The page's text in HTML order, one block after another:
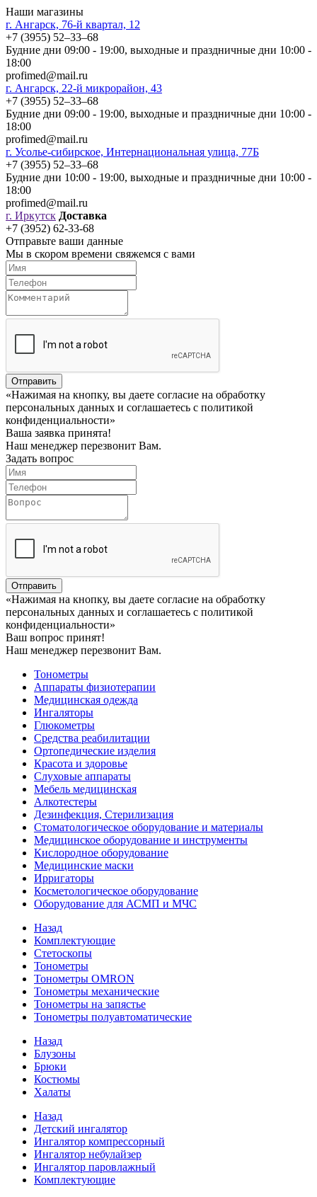
Наши магазины
г. Ангарск, 76-й квартал, 12
+7 (3955) 52‒33‒68
Будние дни 09:00 - 19:00, выходные и праздничные дни 10:00 -
18:00
profimed@mail.ru
г. Ангарск, 22-й микрорайон, 43
+7 (3955) 52‒33‒68
Будние дни 09:00 - 19:00, выходные и праздничные дни 10:00 -
18:00
profimed@mail.ru
г. Усолье-сибирское, Интернациональная улица, 77Б
+7 (3955) 52‒33‒68
Будние дни 10:00 - 19:00, выходные и праздничные дни 10:00 -
18:00
profimed@mail.ru
г. Иркутск Доставка
+7 (3952) 62-33-68
Отправьте ваши данные
Мы в скором времени свяжемся с вами
Отправить
«Нажимая на кнопку, вы даете согласие на обработку
персональных данных и соглашаетесь c политикой
конфиденциальности»
Ваша заявка принята!
Наш менеджер перезвонит Вам.
Задать вопрос
Отправить
«Нажимая на кнопку, вы даете согласие на обработку
персональных данных и соглашаетесь c политикой
конфиденциальности»
Ваш вопрос принят!
Наш менеджер перезвонит Вам.
Тонометры
Аппараты физиотерапии
Медицинская одежда
Ингаляторы
Глюкометры
Средства реабилитации
Ортопедические изделия
Красота и здоровье
Слуховые аппараты
Мебель медицинская
Алкотестеры
Дезинфекция, Стерилизация
Стоматологическое оборудование и материалы
Медицинское оборудование и инструменты
Кислородное оборудование
Медицинские маски
Ирригаторы
Косметологическое оборудование
Оборудование для АСМП и МЧС
Назад
Комплектующие
Стетоскопы
Тонометры
Тонометры OMRON
Тонометры механические
Тонометры на запястье
Тонометры полуавтоматические
Назад
Блузоны
Брюки
Костюмы
Халаты
Назад
Детский ингалятор
Ингалятор компрессорный
Ингалятор небулайзер
Ингалятор паровлажный
Комплектующие